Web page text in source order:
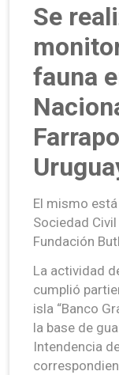
Se
fauna
El mismo
Sociedad
Fundación
La actividad
cumplió
isla “Banco
la base de
Intendencia